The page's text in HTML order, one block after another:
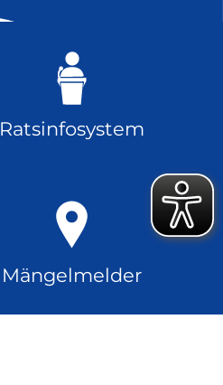
Ratsinfosystem
Mängelmelder